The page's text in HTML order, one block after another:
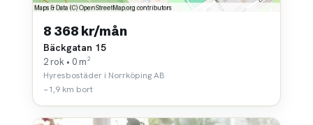
8 368 kr/mån
Bäckgatan 15
2 rok • 0 m²
Hyresbostäder i Norrköping AB
~1,9 km bort